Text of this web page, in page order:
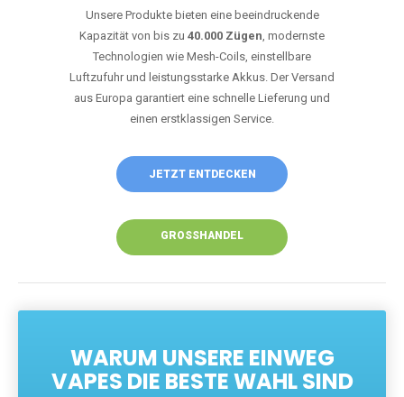
Unsere Produkte bieten eine beeindruckende
Kapazität von bis zu 40.000 Zügen, modernste
Technologien wie Mesh-Coils, einstellbare
Luftzufuhr und leistungsstarke Akkus. Der Versand
aus Europa garantiert eine schnelle Lieferung und
einen erstklassigen Service.
JETZT ENTDECKEN
GROSSHANDEL
WARUM UNSERE EINWEG
VAPES DIE BESTE WAHL SIND